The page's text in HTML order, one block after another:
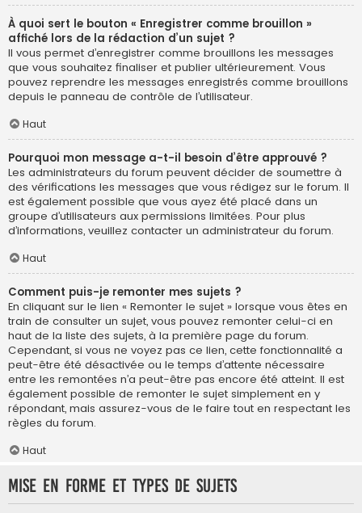
À quoi sert le bouton « Enregistrer comme brouillon »
affiché lors de la rédaction d’un sujet ?
Il vous permet d’enregistrer comme brouillons les messages
que vous souhaitez finaliser et publier ultérieurement. Vous
pouvez reprendre les messages enregistrés comme brouillons
depuis le panneau de contrôle de l’utilisateur.
Haut
Pourquoi mon message a-t-il besoin d’être approuvé ?
Les administrateurs du forum peuvent décider de soumettre à
des vérifications les messages que vous rédigez sur le forum. Il
est également possible que vous ayez été placé dans un
groupe d’utilisateurs aux permissions limitées. Pour plus
d’informations, veuillez contacter un administrateur du forum.
Haut
Comment puis-je remonter mes sujets ?
En cliquant sur le lien « Remonter le sujet » lorsque vous êtes en
train de consulter un sujet, vous pouvez remonter celui-ci en
haut de la liste des sujets, à la première page du forum.
Cependant, si vous ne voyez pas ce lien, cette fonctionnalité a
peut-être été désactivée ou le temps d’attente nécessaire
entre les remontées n’a peut-être pas encore été atteint. Il est
également possible de remonter le sujet simplement en y
répondant, mais assurez-vous de le faire tout en respectant les
règles du forum.
Haut
Mise en forme et types de sujets